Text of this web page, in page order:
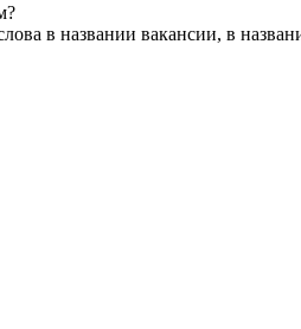
в названии вакансии, в